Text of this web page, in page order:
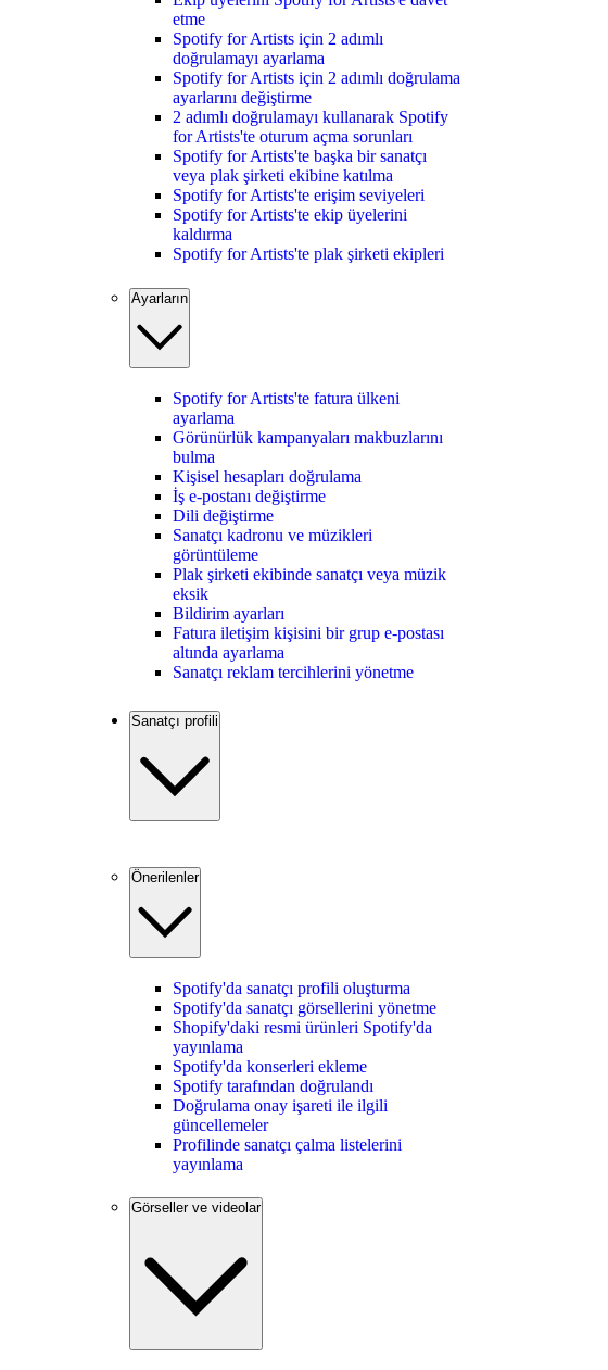
etme
Spotify for Artists için 2 adımlı
doğrulamayı ayarlama
Spotify for Artists için 2 adımlı doğrulama
ayarlarını değiştirme
2 adımlı doğrulamayı kullanarak Spotify
for Artists'te oturum açma sorunları
Spotify for Artists'te başka bir sanatçı
veya plak şirketi ekibine katılma
Spotify for Artists'te erişim seviyeleri
Spotify for Artists'te ekip üyelerini
kaldırma
Spotify for Artists'te plak şirketi ekipleri
Ayarların
Spotify for Artists'te fatura ülkeni
ayarlama
Görünürlük kampanyaları makbuzlarını
bulma
Kişisel hesapları doğrulama
İş e-postanı değiştirme
Dili değiştirme
Sanatçı kadronu ve müzikleri
görüntüleme
Plak şirketi ekibinde sanatçı veya müzik
eksik
Bildirim ayarları
Fatura iletişim kişisini bir grup e-postası
altında ayarlama
Sanatçı reklam tercihlerini yönetme
Sanatçı profili
Önerilenler
Spotify'da sanatçı profili oluşturma
Spotify'da sanatçı görsellerini yönetme
Shopify'daki resmi ürünleri Spotify'da
yayınlama
Spotify'da konserleri ekleme
Spotify tarafından doğrulandı
Doğrulama onay işareti ile ilgili
güncellemeler
Profilinde sanatçı çalma listelerini
yayınlama
Görseller ve videolar